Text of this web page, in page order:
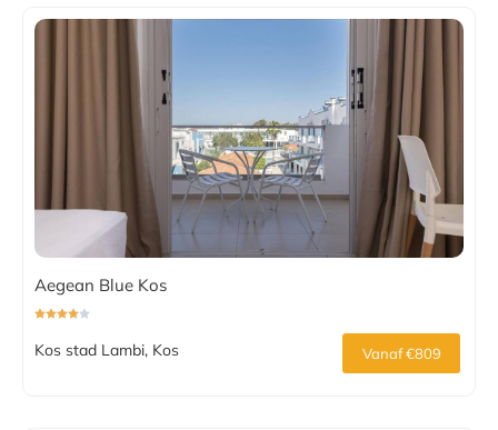
Aegean Blue Kos
Kos stad Lambi, Kos Vanaf €809